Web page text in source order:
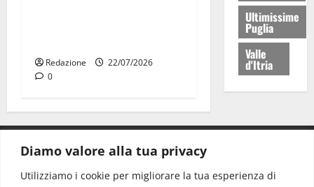
Diamo valore alla tua privacy
Utilizziamo i cookie per migliorare la tua esperienza di
Redazione
22/07/2026
0
Ultimissime
Puglia
Valle
d'Itria
CONTATTI.